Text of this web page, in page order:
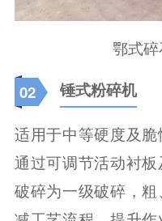
鄂式
02 锤式粉碎机
适用于中等硬度及脆
通过可调节活动衬
破碎为一级破碎，